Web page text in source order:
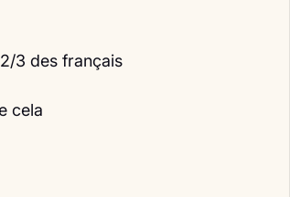
3 des français
cela